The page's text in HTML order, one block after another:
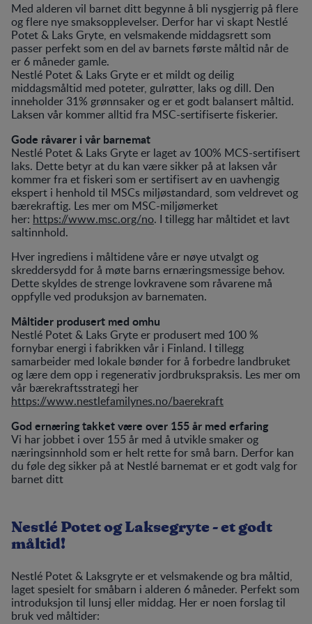
Med alderen vil barnet ditt begynne å bli nysgjerrig på flere
og flere nye smaksopplevelser. Derfor har vi skapt Nestlé
Potet & Laks Gryte, en velsmakende middagsrett som
passer perfekt som en del av barnets første måltid når de
er 6 måneder gamle.
Nestlé Potet & Laks Gryte er et mildt og deilig
middagsmåltid med poteter, gulrøtter, laks og dill. Den
inneholder 31% grønnsaker og er et godt balansert måltid.
Laksen vår kommer alltid fra MSC-sertifiserte fiskerier.
Gode råvarer i vår barnemat
Nestlé Potet & Laks Gryte er laget av 100% MCS-sertifisert
laks. Dette betyr at du kan være sikker på at laksen vår
kommer fra et fiskeri som er sertifisert av en uavhengig
ekspert i henhold til MSCs miljøstandard, som veldrevet og
bærekraftig. Les mer om MSC-miljømerket
her: https://www.msc.org/no. I tillegg har måltidet et lavt
saltinnhold.
Hver ingrediens i måltidene våre er nøye utvalgt og
skreddersydd for å møte barns ernæringsmessige behov.
Dette skyldes de strenge lovkravene som råvarene må
oppfylle ved produksjon av barnematen.
Måltider produsert med omhu
Nestlé Potet & Laks Gryte er produsert med 100 %
fornybar energi i fabrikken vår i Finland. I tillegg
samarbeider med lokale bønder for å forbedre landbruket
og lære dem opp i regenerativ jordbrukspraksis. Les mer om
vår bærekraftsstrategi her
https://www.nestlefamilynes.no/baerekraft
God ernæring takket være over 155 år med erfaring
Vi har jobbet i over 155 år med å utvikle smaker og
næringsinnhold som er helt rette for små barn. Derfor kan
du føle deg sikker på at Nestlé barnemat er et godt valg for
barnet ditt
Nestlé Potet og Laksegryte - et godt
måltid!
Nestlé Potet & Laksgryte er et velsmakende og bra måltid,
laget spesielt for småbarn i alderen 6 måneder. Perfekt som
introduksjon til lunsj eller middag. Her er noen forslag til
bruk ved måltider: